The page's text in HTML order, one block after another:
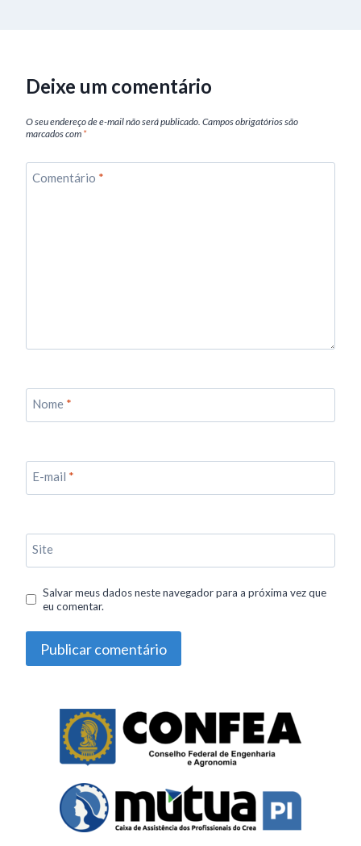
Deixe um comentário
O seu endereço de e-mail não será publicado. Campos obrigatórios são
marcados com *
Comentário *
Nome *
E-mail *
Site
Salvar meus dados neste navegador para a próxima vez que
eu comentar.